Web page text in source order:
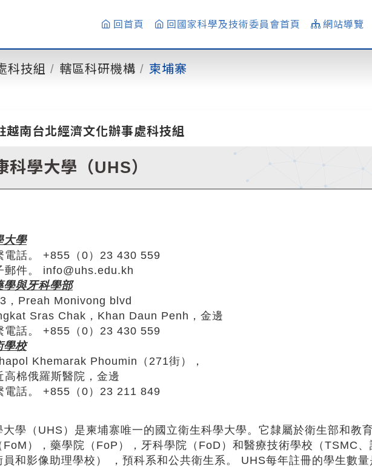
回首頁 回國家科學及技術委員會首頁 網站導覽
科技組 轄區科研機構 柬埔寨
越南台北經濟文化辦事處科技組
科學大學（UHS）
大學
電話。 +855（0）23 430 559
郵件。 info@uhs.edu.kh
學與牙科學部
，Preah Monivong blvd
Sras Chak，Khan Daun Penh，金邊
電話。 +855（0）23 430 559
學校
Khemarak Phoumin（271街），
高棉俄羅斯醫院，金邊
電話。 +855（0）23 211 849
大學（UHS）是柬埔寨唯一的國立衛生科學大學。它隸屬於衛生部和教
FoM），藥學院（FoP），牙科學院（FoD）和醫療技術學校（TSMC
員和影像助理學校） ，預科系和公共衛生系。 UHS每年註冊的學生數